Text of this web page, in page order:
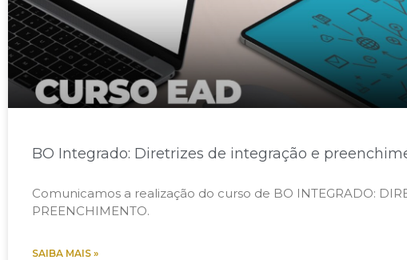
BO Integrado: Diretrizes de integração e
Comunicamos a realização do curso de BO INTEGRADO:
PREENCHIMENTO.
SAIBA MAIS »